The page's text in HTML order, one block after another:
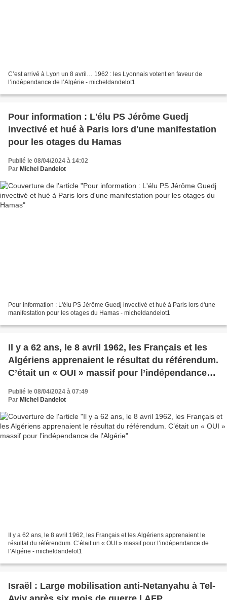
C’est arrivé à Lyon un 8 avril… 1962 : les Lyonnais votent en faveur de
l’indépendance de l’Algérie - micheldandelot1
Pour information : L'élu PS Jérôme Guedj
invectivé et hué à Paris lors d'une manifestation
pour les otages du Hamas
Publié le 08/04/2024 à 14:02
Par Michel Dandelot
Pour information : L'élu PS Jérôme Guedj invectivé et hué à Paris lors d'une
manifestation pour les otages du Hamas - micheldandelot1
Il y a 62 ans, le 8 avril 1962, les Français et les
Algériens apprenaient le résultat du référendum.
C’était un « OUI » massif pour l’indépendance
Publié le 08/04/2024 à 07:49
Par Michel Dandelot
Il y a 62 ans, le 8 avril 1962, les Français et les Algériens apprenaient le
résultat du référendum. C’était un « OUI » massif pour l’indépendance de
l’Algérie - micheldandelot1
Israël : Large mobilisation anti-Netanyahu à Tel-